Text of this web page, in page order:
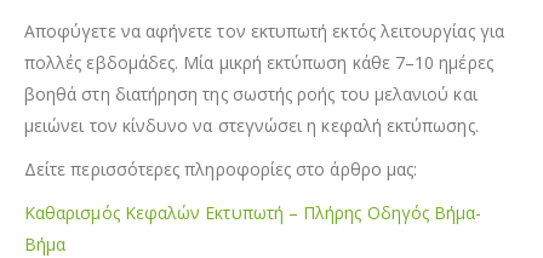
Αποφύγετε να αφήνετε τον εκτυπωτή εκτός λειτουργίας για
πολλές εβδομάδες. Μία μικρή εκτύπωση κάθε 7–10 ημέρες
βοηθά στη διατήρηση της σωστής ροής του μελανιού και
μειώνει τον κίνδυνο να στεγνώσει η κεφαλή εκτύπωσης.
Δείτε περισσότερες πληροφορίες στο άρθρο μας:
Καθαρισμός Κεφαλών Εκτυπωτή – Πλήρης Οδηγός Βήμα-
Βήμα